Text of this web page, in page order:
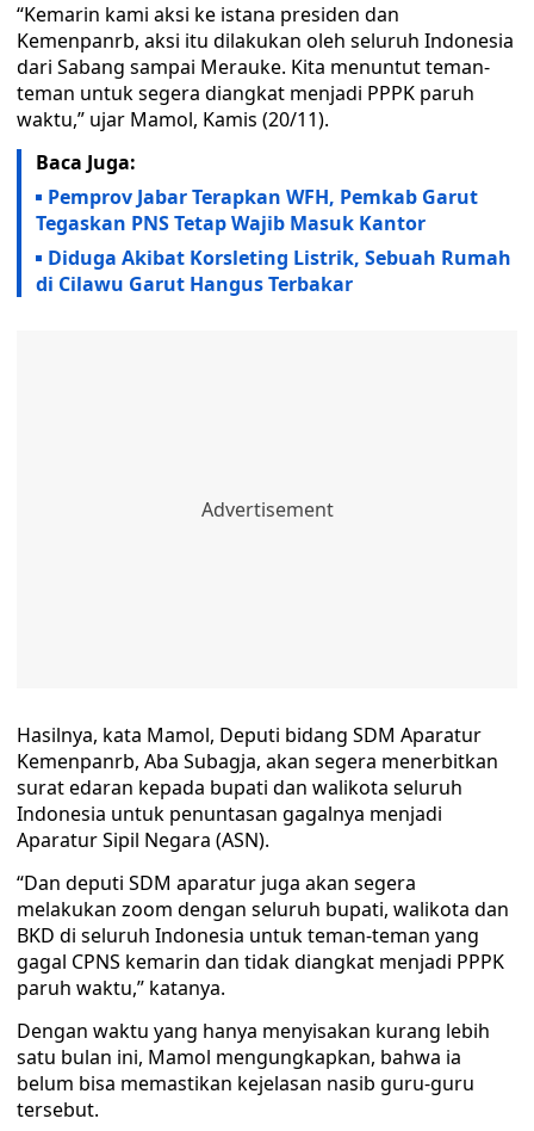
“Kemarin kami aksi ke istana presiden dan
Kemenpanrb, aksi itu dilakukan oleh seluruh Indonesia
dari Sabang sampai Merauke. Kita menuntut teman-
teman untuk segera diangkat menjadi PPPK paruh
waktu,” ujar Mamol, Kamis (20/11).
Baca Juga:
Pemprov Jabar Terapkan WFH, Pemkab Garut
Tegaskan PNS Tetap Wajib Masuk Kantor
Diduga Akibat Korsleting Listrik, Sebuah Rumah
di Cilawu Garut Hangus Terbakar
Hasilnya, kata Mamol, Deputi bidang SDM Aparatur
Kemenpanrb, Aba Subagja, akan segera menerbitkan
surat edaran kepada bupati dan walikota seluruh
Indonesia untuk penuntasan gagalnya menjadi
Aparatur Sipil Negara (ASN).
“Dan deputi SDM aparatur juga akan segera
melakukan zoom dengan seluruh bupati, walikota dan
BKD di seluruh Indonesia untuk teman-teman yang
gagal CPNS kemarin dan tidak diangkat menjadi PPPK
paruh waktu,” katanya.
Dengan waktu yang hanya menyisakan kurang lebih
satu bulan ini, Mamol mengungkapkan, bahwa ia
belum bisa memastikan kejelasan nasib guru-guru
tersebut.